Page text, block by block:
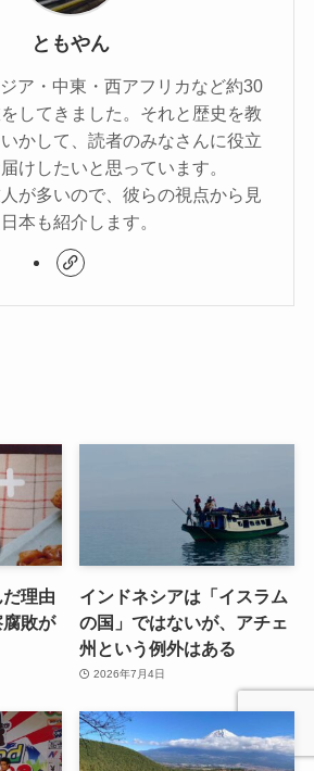
ともやん
ア・中東・西アフリカなど約30
してきました。それと歴史を教
かして、読者のみなさんに役立
けしたいと思っています。
が多いので、彼らの視点から見
本も紹介します。
理由
腐敗が
インドネシアは「イスラム
の国」ではないが、アチェ
州という例外はある
2026年7月4日